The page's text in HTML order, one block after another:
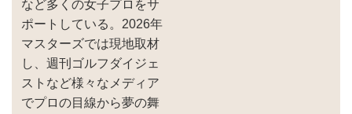
など多くの女子プロをサ
ポートしている。2026年
マスターズでは現地取材
し、週刊ゴルフダイジェ
ストなど様々なメディア
でプロの目線から夢の舞